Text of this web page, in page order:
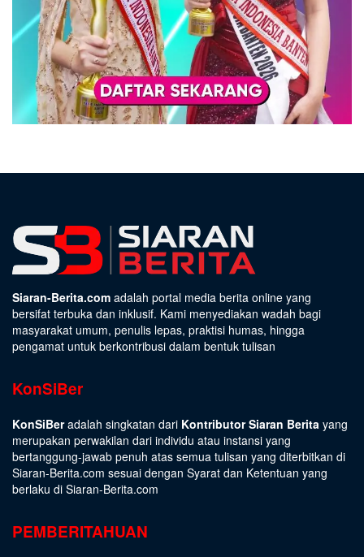
Siaran-Berita.com adalah portal media berita online yang
bersifat terbuka dan inklusif. Kami menyediakan wadah bagi
masyarakat umum, penulis lepas, praktisi humas, hingga
pengamat untuk berkontribusi dalam bentuk tulisan
KonSiBer
KonSiBeradalah singkatan dari Kontributor Siaran Berita yang
merupakan perwakilan dari individu atau instansi yang
bertanggung-jawab penuh atas semua tulisan yang diterbitkan di
Siaran-Berita.com sesuai dengan Syarat dan Ketentuan yang
berlaku di Siaran-Berita.com
PEMBERITAHUAN